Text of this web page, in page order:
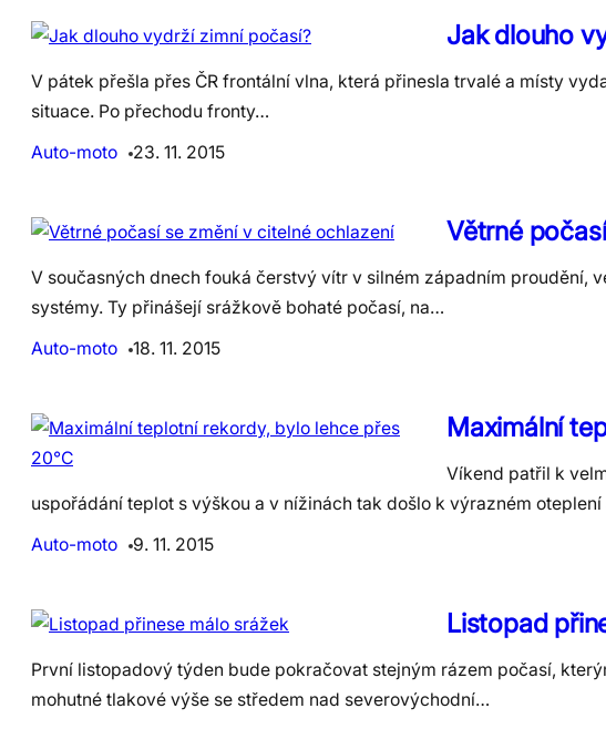
Jak dlouho
V pátek přešla přes ČR frontální vlna, která přinesla trvalé a místy
situace. Po přechodu fronty…
Auto-moto
23. 11. 2015
Větrné
V současných dnech fouká čerstvý vítr v silném západním proudění,
systémy. Ty přinášejí srážkově bohaté počasí, na…
Auto-moto
18. 11. 2015
Maximální
Víkend patřil k
uspořádání teplot s výškou a v nížinách tak došlo k výrazném
Auto-moto
9. 11. 2015
Listopad
První listopadový týden bude pokračovat stejným rázem počasí,
mohutné tlakové výše se středem nad severovýchodní…